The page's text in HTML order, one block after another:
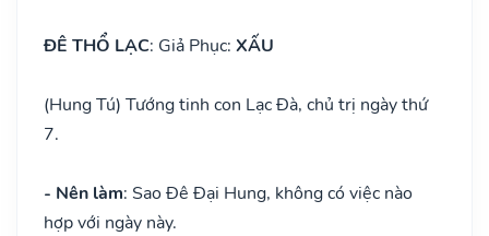
ĐÊ THỔ LẠC: Giả Phục: XẤU
(Hung Tú) Tướng tinh con Lạc Đà, chủ trị ngày thứ
7.
- Nên làm: Sao Đê Đại Hung, không có việc nào
hợp với ngày này.